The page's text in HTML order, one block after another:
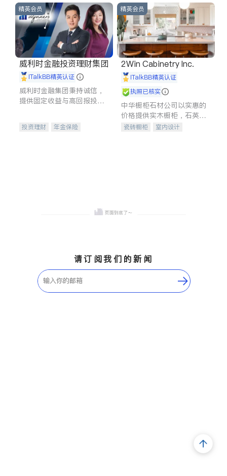
精英会员
威利时金融投资理财集团
iTalkBB精英认证
威利时金融集团秉持诚信，
提供固定收益与高回报投资
合，助力客户实现目标
投资理财
年金保险
精英会员
2Win Cabinetry Inc.
iTalkBB精英认证
执照已核实
中华橱柜石材公司以实惠的
价格提供实木橱柜，石英石
台面，多种优质不锈钢水
瓷砖橱柜
室内设计
请订阅我们的新闻